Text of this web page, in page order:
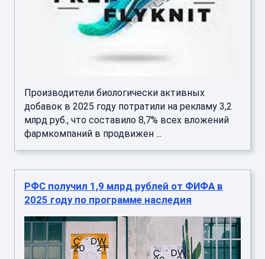
Производители биологически активных
добавок в 2025 году потратили на рекламу 3,2
млрд руб., что составило 8,7% всех вложений
фармкомпаний в продвижен ...
РФС получил 1,9 млрд рублей от ФИФА в
2025 году по программе наследия